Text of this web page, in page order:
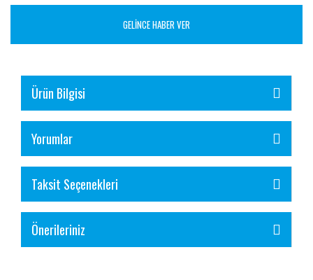
GELİNCE HABER VER
Ürün Bilgisi
Yorumlar
Taksit Seçenekleri
Önerileriniz